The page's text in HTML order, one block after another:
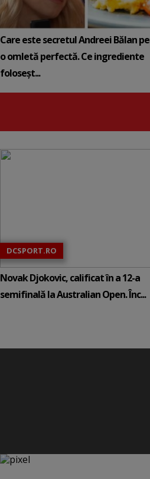
Care este secretul Andreei Bălan
o omletă perfectă. Ce ingrediente
foloseșt...
DCSPORT.RO
Novak Djokovic, calificat în a 12-a
semifinală la Australian Open. Înc...